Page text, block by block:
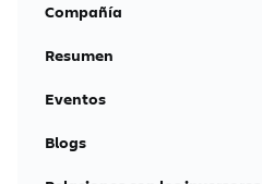
Compañía
Resumen
Eventos
Blogs